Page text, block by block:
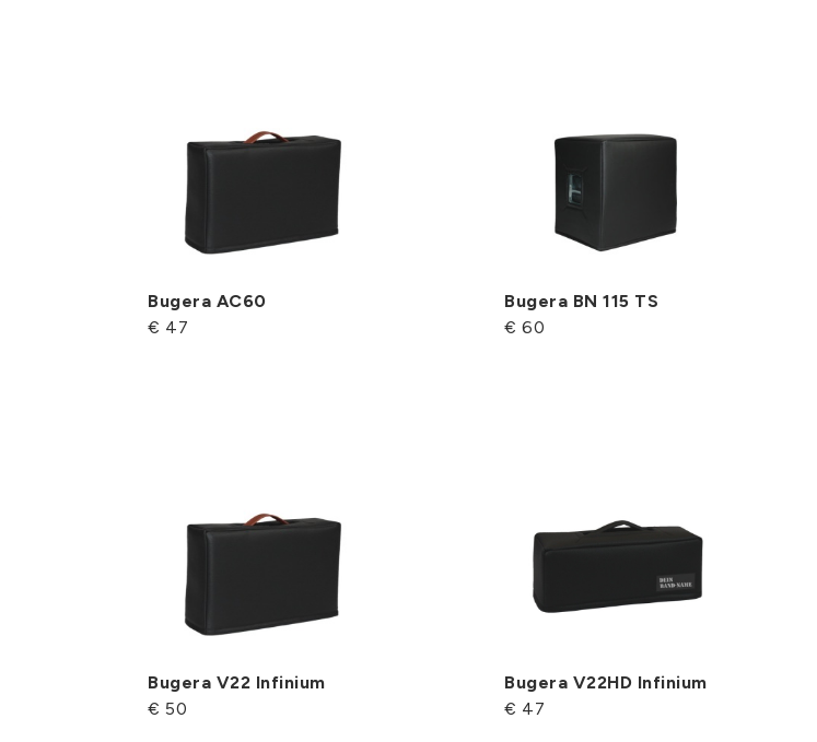
Bugera AC60
€ 47
Bugera BN 115 TS
€ 60
Bugera V22 Infinium
€ 50
Bugera V22HD Infi­nium
€ 47